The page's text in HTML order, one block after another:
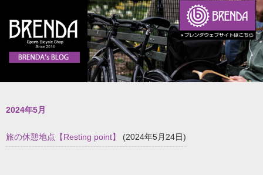
2024年5月
旅の休憩地点【Resting point】 (2024年5月24日)